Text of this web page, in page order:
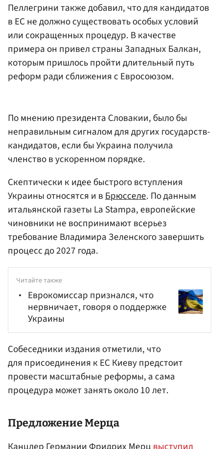
Пеллегрини также добавил, что для кандидатов
в ЕС не должно существовать особых условий
или сокращенных процедур. В качестве
примера он привел страны Западных Балкан,
которым пришлось пройти длительный путь
реформ ради сближения с Евросоюзом.
По мнению президента Словакии, было бы
неправильным сигналом для других государств-
кандидатов, если бы Украина получила
членство в ускоренном порядке.
Скептически к идее быстрого вступления
Украины относятся и вБрюсселе. По данным
итальянской газеты La Stampa, европейские
чиновники не воспринимают всерьез
требование Владимира Зеленского завершить
процесс до 2027 года.
Читайте также
Еврокомиссар признался, что
нервничает, говоря о поддержке
Украины
Собеседники издания отметили, что
для присоединения к ЕС Киеву предстоит
провести масштабные реформы, а сама
процедура может занять около 10 лет.
Предложение Мерца